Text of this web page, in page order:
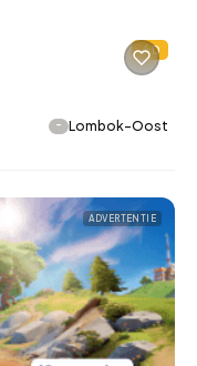
D
- Lombok-Oost
ADVERTENTIE